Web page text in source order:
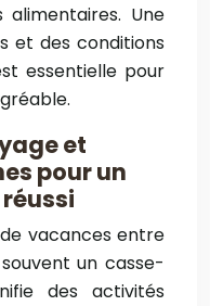
alimentaires. Une
et des conditions
essentielle pour
et
pour un
vacances entre
un casse-
des activités